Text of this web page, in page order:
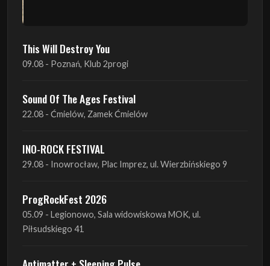
09.08 - Poznań, Klub 2progi
Sound Of The Ages Festival
22.08 - Ćmielów, Zamek Ćmielów
INO-ROCK FESTIVAL
29.08 - Inowrocław, Plac Imprez, ul. Wierzbińskiego 9
ProgRockFest 2026
Antimatter + Sleeping Pulse
09.09 - Poznań, 2Progi
Amelia Tokarska - Celtic Tales Quartet